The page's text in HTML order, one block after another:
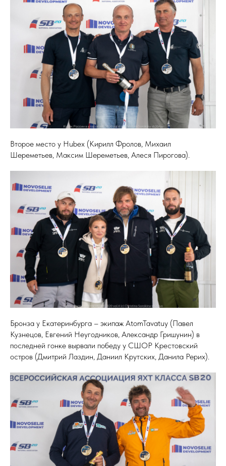
Второе место у Hubex (Кирилл Фролов, Михаил
Шереметьев, Максим Шереметьев, Алеся Пирогова).
Бронза у Екатеринбурга – экипаж AtomTavatuy (Павел
Кузнецов, Евгений Неугодников, Александр Гришунин) в
последней гонке вырвали победу у СШОР Крестовский
остров (Дмитрий Лаздин, Даниил Крутских, Данила Рерих).